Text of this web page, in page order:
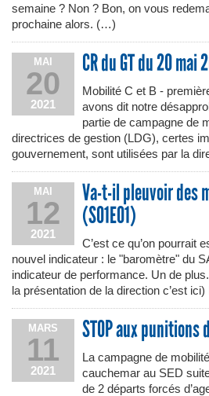
semaine ? Non ? Bon, on vous
prochaine alors. (…)
MAI
20
2021
CR du GT du 20 mai
Mobilité C et B -
avons dit notre
partie de campagne de
directrices de gestion (LDG), certes
gouvernement, sont utilisées par la
MAI
12
2021
Va-t-il pleuvoir des
(S01E01)
C’est ce qu’on pourrait
nouvel indicateur : le "baromètre" du
indicateur de performance. Un de
la présentation de la direction c’est
MARS
11
2021
STOP aux
La campagne de
cauchemar au SED
de 2 départs forcés